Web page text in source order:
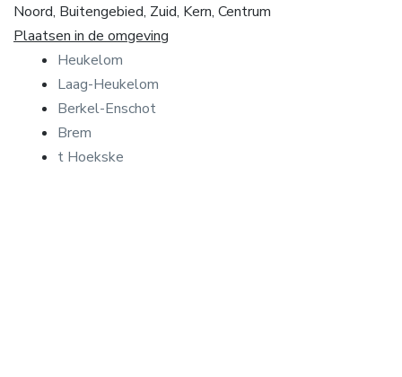
Noord, Buitengebied, Zuid, Kern, Centrum
Plaatsen in de omgeving
Heukelom
Laag-Heukelom
Berkel-Enschot
Brem
t Hoekske